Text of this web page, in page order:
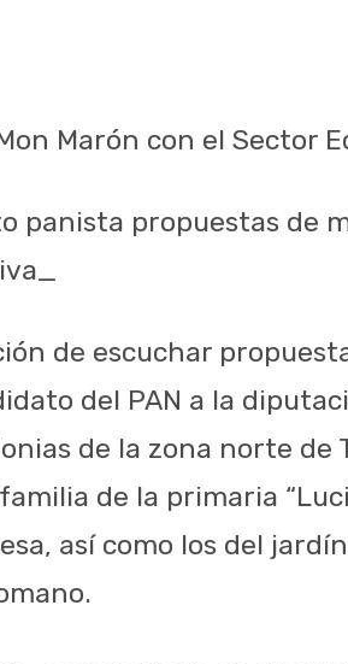
Marón con el Sector
panista propuestas de
de escuchar
del PAN a la
de la zona norte de
de la primaria
así como los del